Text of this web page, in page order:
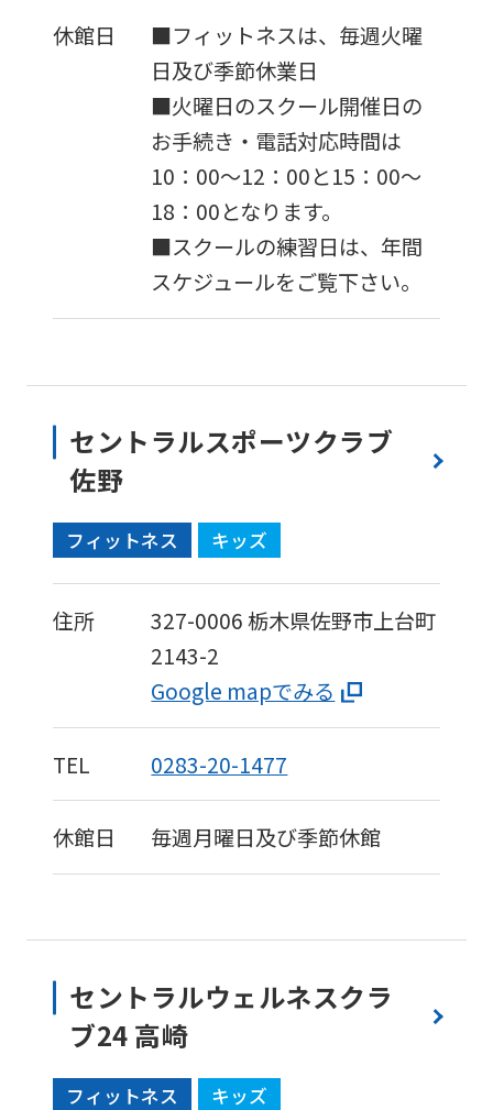
休館日
■フィットネスは、毎週火曜
日及び季節休業日
■火曜日のスクール開催日の
お手続き・電話対応時間は
10：00～12：00と15：00～
18：00となります。
■スクールの練習日は、年間
スケジュールをご覧下さい。
セントラルスポーツクラブ
佐野
フィットネス キッズ
住所 327-0006栃木県佐野市上台町
2143-2
Google mapでみる
TEL 0283-20-1477
休館日 毎週月曜日及び季節休館
セントラルウェルネスクラ
ブ24 高崎
フィットネス キッズ
version
of
this
website
will
be
translated
mechanically,
be
accurate
translation.
The
translation
differ
from
the
original
content.
We
that
fully
this